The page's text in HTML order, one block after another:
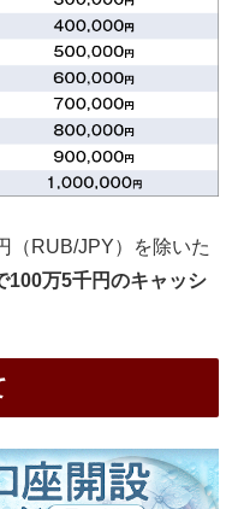
（RUB/JPY）を除いた
100万5千円のキャッシ